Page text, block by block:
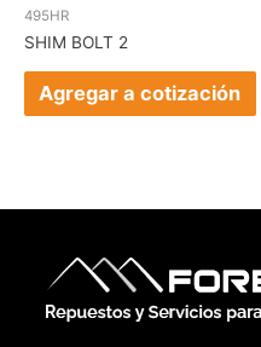
495HR
SHIM BOLT 2
Agregar a cotización